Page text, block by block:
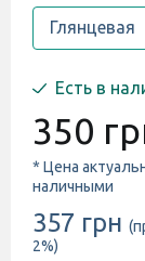
Глянцевая
Есть в
350
* Цена
наличными
357 грн
2%)